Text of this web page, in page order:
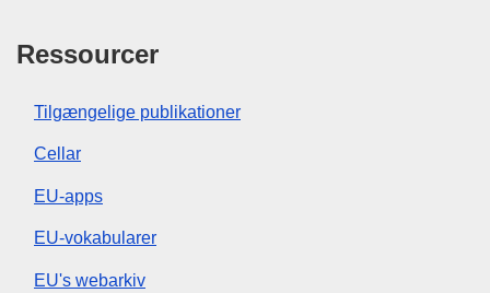
Ressourcer
Tilgængelige publikationer
Cellar
EU-apps
EU-vokabularer
EU's webarkiv